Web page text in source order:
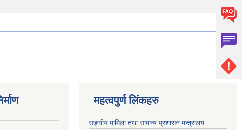
महत्वपुर्ण लिंकहरु
सङ्घीय मामिला तथा सामान्य प्रशासन मन्त्रालय